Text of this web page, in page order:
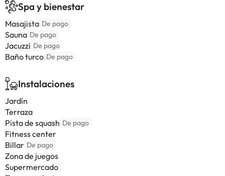
Spa y bienestar
Masajista De pago
Sauna De pago
Jacuzzi De pago
Baño turco De pago
Instalaciones
Jardín
Terraza
Pista de squash De pago
Fitness center
Billar De pago
Zona de juegos
Supermercado